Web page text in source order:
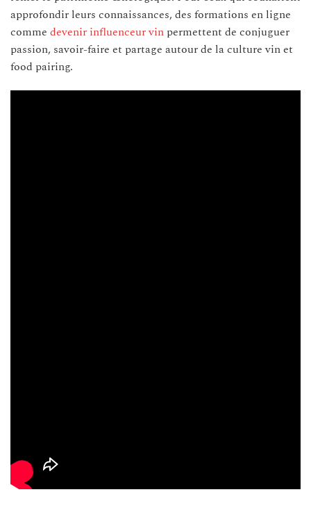
approfondir leurs connaissances, des formations en ligne
comme devenir influenceur vin permettent de conjuguer
passion, savoir-faire et partage autour de la culture vin et
food pairing.